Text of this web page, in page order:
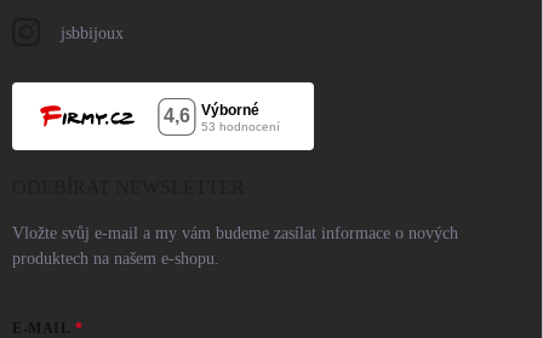
jsbbijoux
Vložte svůj e-mail a my vám budeme zasílat informace o nových
produktech na našem e-shopu.
E-MAIL